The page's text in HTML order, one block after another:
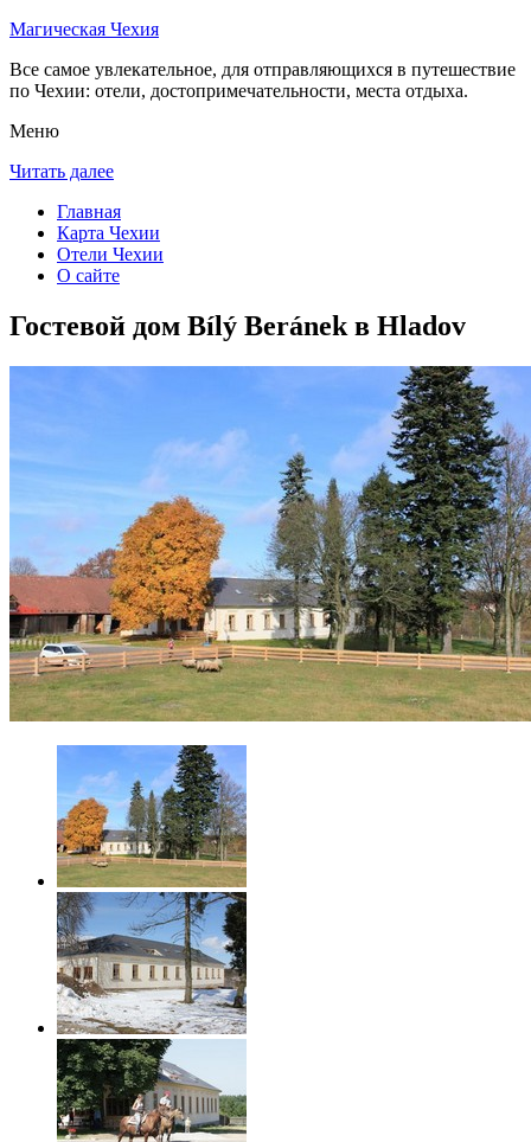
Магическая Чехия
Все самое увлекательное, для отправляющихся в путешествие
по Чехии: отели, достопримечательности, места отдыха.
Меню
Читать далее
Главная
Карта Чехии
Отели Чехии
О сайте
Гостевой дом Bílý Beránek в Hladov